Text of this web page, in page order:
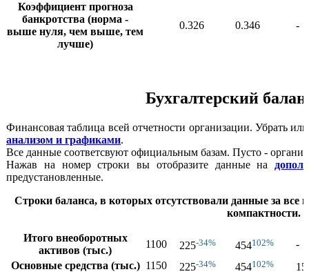
Коэффициент прогноза
банкротства (норма -
выше нуля, чем выше, тем
лучше)
0.326 0.346 -
Бухгалтерский
Финансовая таблица всей отчетности организации. Убрать
анализом и графиками.
Все данные соответсвуют официальным базам. Пусто -
Нажав на номер строки вы отобразите данные на
предустановленные.
Строки баланса, в которых отсутствовали данные за все
компактности.
Итого внеоборотных
активов (тыс.)
1100 225-34% 454102%
-
Основные средства (тыс.) 1150 225-34% 454102%